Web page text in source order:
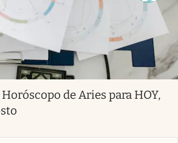
Horóscopo de Aries para HOY,